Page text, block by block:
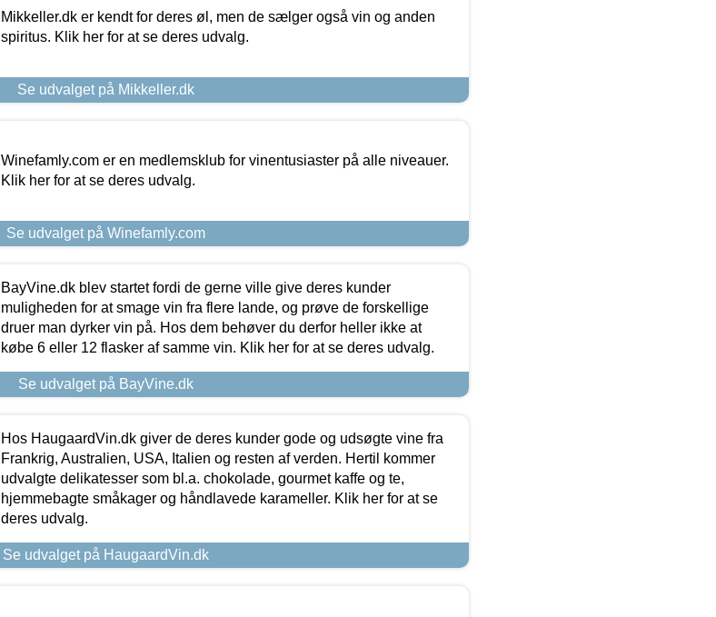
Mikkeller.dk er kendt for deres øl, men de sælger også vin og anden
spiritus. Klik her for at se deres udvalg.
Se udvalget på Mikkeller.dk
Winefamly.com er en medlemsklub for vinentusiaster på alle niveauer.
Klik her for at se deres udvalg.
Se udvalget på Winefamly.com
BayVine.dk blev startet fordi de gerne ville give deres kunder
muligheden for at smage vin fra flere lande, og prøve de forskellige
druer man dyrker vin på. Hos dem behøver du derfor heller ikke at
købe 6 eller 12 flasker af samme vin. Klik her for at se deres udvalg.
Se udvalget på BayVine.dk
Hos HaugaardVin.dk giver de deres kunder gode og udsøgte vine fra
Frankrig, Australien, USA, Italien og resten af verden. Hertil kommer
udvalgte delikatesser som bl.a. chokolade, gourmet kaffe og te,
hjemmebagte småkager og håndlavede karameller. Klik her for at se
deres udvalg.
Se udvalget på HaugaardVin.dk